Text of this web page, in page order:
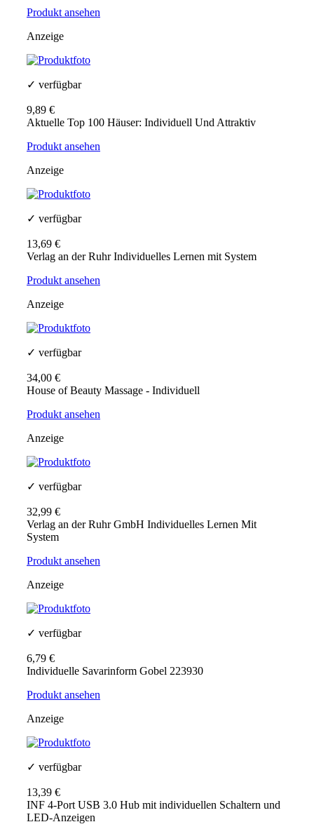
Produkt ansehen
Anzeige
✓ verfügbar
9,89 €
Aktuelle Top 100 Häuser: Individuell Und Attraktiv
Produkt ansehen
Anzeige
✓ verfügbar
13,69 €
Verlag an der Ruhr Individuelles Lernen mit System
Produkt ansehen
Anzeige
✓ verfügbar
34,00 €
House of Beauty Massage - Individuell
Produkt ansehen
Anzeige
✓ verfügbar
32,99 €
Verlag an der Ruhr GmbH Individuelles Lernen Mit
System
Produkt ansehen
Anzeige
✓ verfügbar
6,79 €
Individuelle Savarinform Gobel 223930
Produkt ansehen
Anzeige
✓ verfügbar
13,39 €
INF 4-Port USB 3.0 Hub mit individuellen Schaltern und
LED-Anzeigen